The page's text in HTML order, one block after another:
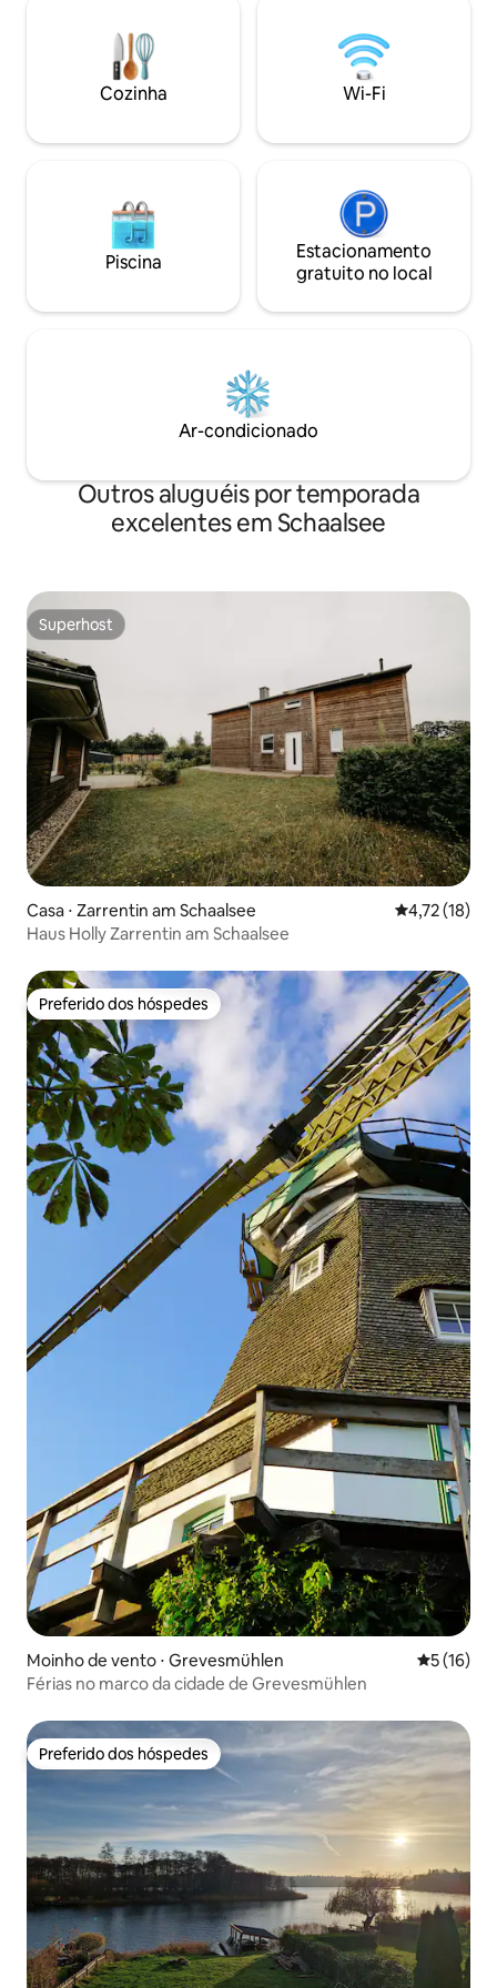
estão disponíveis (ver fotos). Outros:
Máquina de lavar e secar roupa
mediante acordo, cada € 5, -
hóspedes
mas também é
Estamos ansiosos
família Behrens
Cozinha Wi-Fi
Piscina
Estacionamento
gratuito no local
Ar-condicionado
Outros aluguéis por temporada
excelentes em Schaalsee
Superhost
Superhost
Casa ⋅ Zarrentin am Schaalsee 4,72 de uma
4,72 (18)
Haus Holly Zarrentin am Schaalsee
Preferido dos hóspedes
Preferido dos hóspedes
Moinho de vento ⋅ Grevesmühlen 5 de uma
5 (16)
Férias no marco da cidade de Grevesmühlen
Preferido dos hóspedes
Preferido dos hóspedes